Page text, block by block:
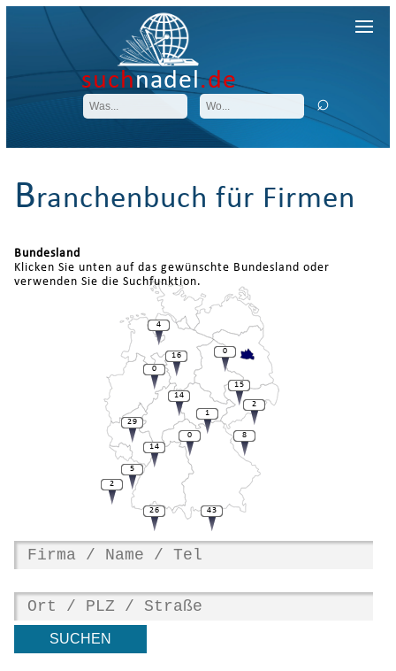
suchnadel.de
Branchenbuch für Firmen
Bundesland
Klicken Sie unten auf das gewünschte Bundesland oder
verwenden Sie die Suchfunktion.
8
2
29
15
1
0
16
4
0
14
2
14
5
26
0
43